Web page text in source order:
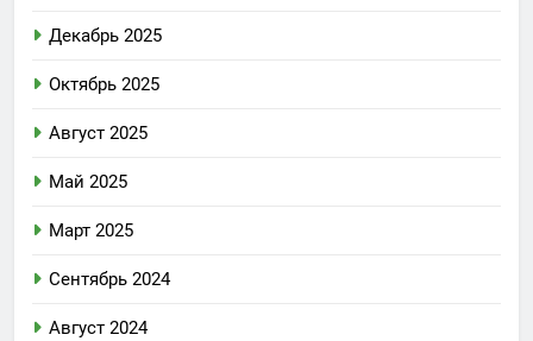
Декабрь 2025
Октябрь 2025
Август 2025
Май 2025
Март 2025
Сентябрь 2024
Август 2024